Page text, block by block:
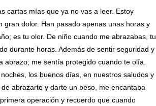
cartas mías que ya no vas a leer. Estoy
gran dolor. Han pasado apenas unas horas y
es tu olor. De niño cuando me abrazabas, tu
durante horas. Además de sentir seguridad y
abrazo; me sentía protegido cuando te olía.
los buenos días, en nuestros saludos y
abrazarte y darte un beso, me encantaba
operación y recuerdo que cuando